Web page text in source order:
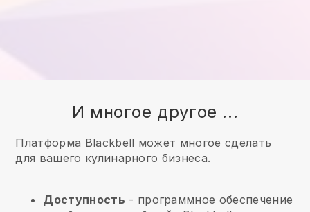
И многое другое ...
Платформа Blackbell может многое сделать
для вашего кулинарного бизнеса.
Доступность - программное обеспечение